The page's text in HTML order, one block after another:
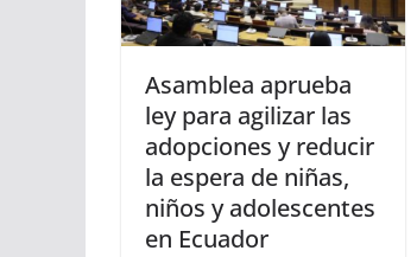
Asamblea aprueba
ley para agilizar las
adopciones y reducir
la espera de niñas,
niños y adolescentes
en Ecuador